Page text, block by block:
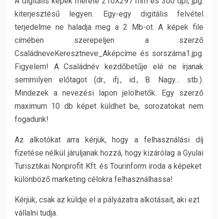
kiterjesztésű legyen. Egy-egy digitális felvétel
terjedelme ne haladja meg a 2 Mb-ot. A képek file
címében szerepeljen a szerző
CsaládneveKeresztneve_Aképcíme és sorszáma1.jpg.
Figyelem! A Családnév kezdőbetűje elé ne írjanak
semmilyen előtagot (dr., ifj., id., B. Nagy… stb.).
Mindezek a nevezési lapon jelölhetők. Egy szerző
maximum 10 db képet küldhet be, sorozatokat nem
fogadunk!
Az alkotókat arra kérjük, hogy a felhasználási díj
fizetése nélkül járuljanak hozzá, hogy kizárólag a Gyulai
Turisztikai Nonprofit Kft. és Tourinform iroda a képeket
különböző marketing célokra felhasználhassa!
Kérjük, csak az küldje el a pályázatra alkotásait, aki ezt
vállalni tudja.